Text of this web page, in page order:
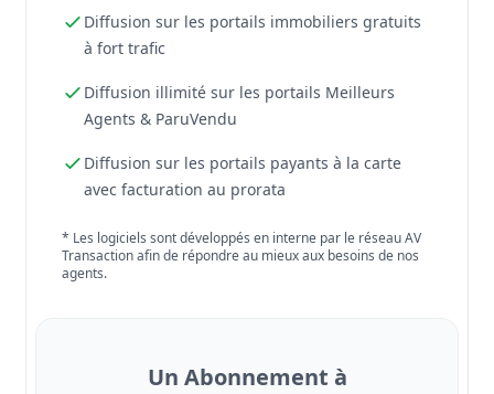
Diffusion sur les portails immobiliers gratuits
à fort trafic
Diffusion illimité sur les portails Meilleurs
Agents & ParuVendu
Diffusion sur les portails payants à la carte
avec facturation au prorata
* Les logiciels sont développés en interne par le réseau AV
Transaction afin de répondre au mieux aux besoins de nos
agents.
Un Abonnement à